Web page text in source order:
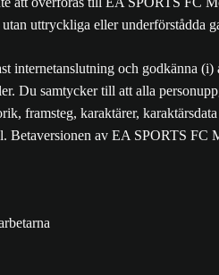
uttryckliga eller underförstådda
internetanslutning och godkänna
Du samtycker till att alla
framsteg, karaktärer,
Betaversionen av EA SPORTS FC